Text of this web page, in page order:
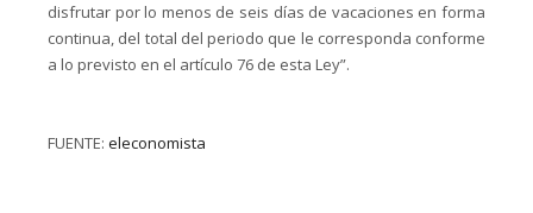
disfrutar por lo menos de seis días de vacaciones en forma
continua, del total del periodo que le corresponda conforme
a lo previsto en el artículo 76 de esta Ley”.
FUENTE: eleconomista